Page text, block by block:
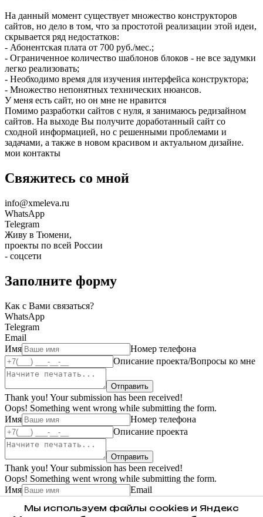
Мы используем файлы cookies и Яндекс
На данный момент существует множество конструкторов
сайтов, но дело в том, что за простотой реализации этой идеи,
скрывается ряд недостатков:
- Абонентская плата от 700 руб./мес.;
- Ограниченное количество шаблонов блоков - не все задумки
легко реализовать;
- Необходимо время для изучения интерфейса конструктора;
- Множество непонятных технических нюансов.
У меня есть сайт, но он мне не нравится
Помимо разработки сайтов с нуля, я занимаюсь редизайном
сайтов. На выходе Вы получите доработанный сайт со
сходной информацией, но с решенными проблемами и
задачами, а также в новом красивом и актуальном дизайне.
мои контакты
Свяжитесь со мной
info@xmeleva.ru
WhatsApp
Telegram
Живу в Тюмени,
проекты по всей России
- соцсети
Заполните форму
Как с Вами связаться?
WhatsApp
Telegram
Email
Имя
Номер телефона
Описание проекта/Вопросы ко мне
Thank you! Your submission has been received!
Oops! Something went wrong while submitting the form.
Имя
Номер телефона
Описание проекта
Thank you! Your submission has been received!
Oops! Something went wrong while submitting the form.
Имя
Email